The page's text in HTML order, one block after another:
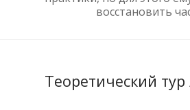
восстановить
Теоретический тур